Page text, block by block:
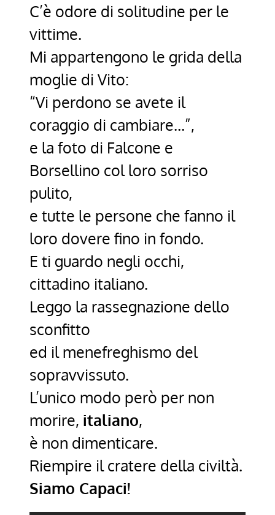
C’è odore di solitudine per le
vittime.
Mi appartengono le grida della
moglie di Vito:
“Vi perdono se avete il
coraggio di cambiare…”,
e la foto di Falcone e
Borsellino col loro sorriso
pulito,
e tutte le persone che fanno il
loro dovere fino in fondo.
E ti guardo negli occhi,
cittadino italiano.
Leggo la rassegnazione dello
sconfitto
ed il menefreghismo del
sopravvissuto.
L’unico modo però per non
morire, italiano,
è non dimenticare.
Riempire il cratere della civiltà.
Siamo Capaci!